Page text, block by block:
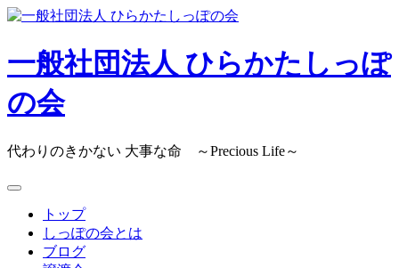
Skip
content
一般社団法人 ひらかたしっぽ
の会
代わりのきかない 大事な命 ～Precious Life～
トップ
しっぽの会とは
ブログ